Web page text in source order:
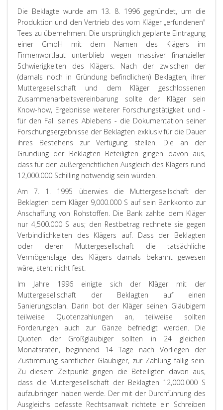
Die Beklagte wurde am 13. 8. 1996 gegründet, um die
Produktion und den Vertrieb des vom Kläger „erfundenen"
Tees zu übernehmen. Die ursprünglich geplante Eintragung
einer GmbH mit dem Namen des Klägers im
Firmenwortlaut unterblieb wegen massiver finanzieller
Schwierigkeiten des Klägers. Nach der zwischen der
(damals noch in Gründung befindlichen) Beklagten, ihrer
Muttergesellschaft und dem Kläger geschlossenen
Zusammenarbeitsvereinbarung sollte der Kläger sein
Know-how, Ergebnisse weiterer Forschungstätigkeit und -
für den Fall seines Ablebens - die Dokumentation seiner
Forschungsergebnisse der Beklagten exklusiv für die Dauer
ihres Bestehens zur Verfügung stellen. Die an der
Gründung der Beklagten Beteiligten gingen davon aus,
dass für den außergerichtlichen Ausgleich des Klägers rund
12,000.000 Schilling notwendig sein würden.
Am 7. 1. 1995 überwies die Muttergesellschaft der
Beklagten dem Kläger 9,000.000 S auf sein Bankkonto zur
Anschaffung von Rohstoffen. Die Bank zahlte dem Kläger
nur 4,500.000 S aus; den Restbetrag rechnete sie gegen
Verbindlichkeiten des Klägers auf. Dass der Beklagten
oder deren Muttergesellschaft die tatsächliche
Vermögenslage des Klägers damals bekannt gewesen
wäre, steht nicht fest.
Im Jahre 1996 einigte sich der Kläger mit der
Muttergesellschaft der Beklagten auf einen
Sanierungsplan. Darin bot der Kläger seinen Gläubigern
teilweise Quotenzahlungen an, teilweise sollten
Forderungen auch zur Gänze befriedigt werden. Die
Quoten der Großgläubiger sollten in 24 gleichen
Monatsraten, beginnend 14 Tage nach Vorliegen der
Zustimmung sämtlicher Gläubiger, zur Zahlung fällig sein.
Zu diesem Zeitpunkt gingen die Beteiligten davon aus,
dass die Muttergesellschaft der Beklagten 12,000.000 S
aufzubringen haben werde. Der mit der Durchführung des
Ausgleichs befasste Rechtsanwalt richtete ein Schreiben